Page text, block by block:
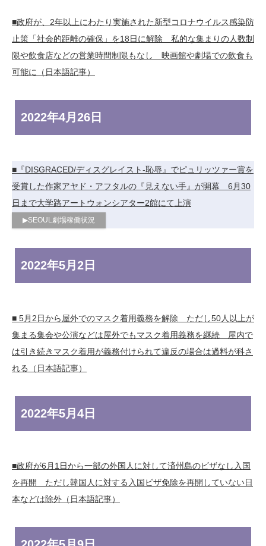
■政府が、2年以上にわたり実施された新型コロナウイルス感染防
止策「社会的距離の確保」を18日に解除 私的な集まりの人数制
限や飲食店などの営業時間制限もなし 映画館や劇場での飲食も
可能に（日本語記事）
2022年4月26日
■『DISGRACED/ディスグレイスト-恥辱』でピュリッツァー賞を
受賞した作家アヤド・アフタルの『見えない手』が開幕 6月30
日まで大学路アートウォンシアター2館にて上演
▶︎SEOUL劇場稼働状況
2022年5月2日
■ 5月2日から屋外でのマスク着用義務を解除 ただし50人以上が
集まる集会や公演などは屋外でもマスク着用義務を継続 屋内で
は引き続きマスク着用が義務付けられて違反の場合は過料が科さ
れる（日本語記事）
2022年5月4日
■政府が6月1日から一部の外国人に対して済州島のビザなし入国
を再開 ただし韓国人に対する入国ビザ免除を再開していない日
本などは除外（日本語記事）